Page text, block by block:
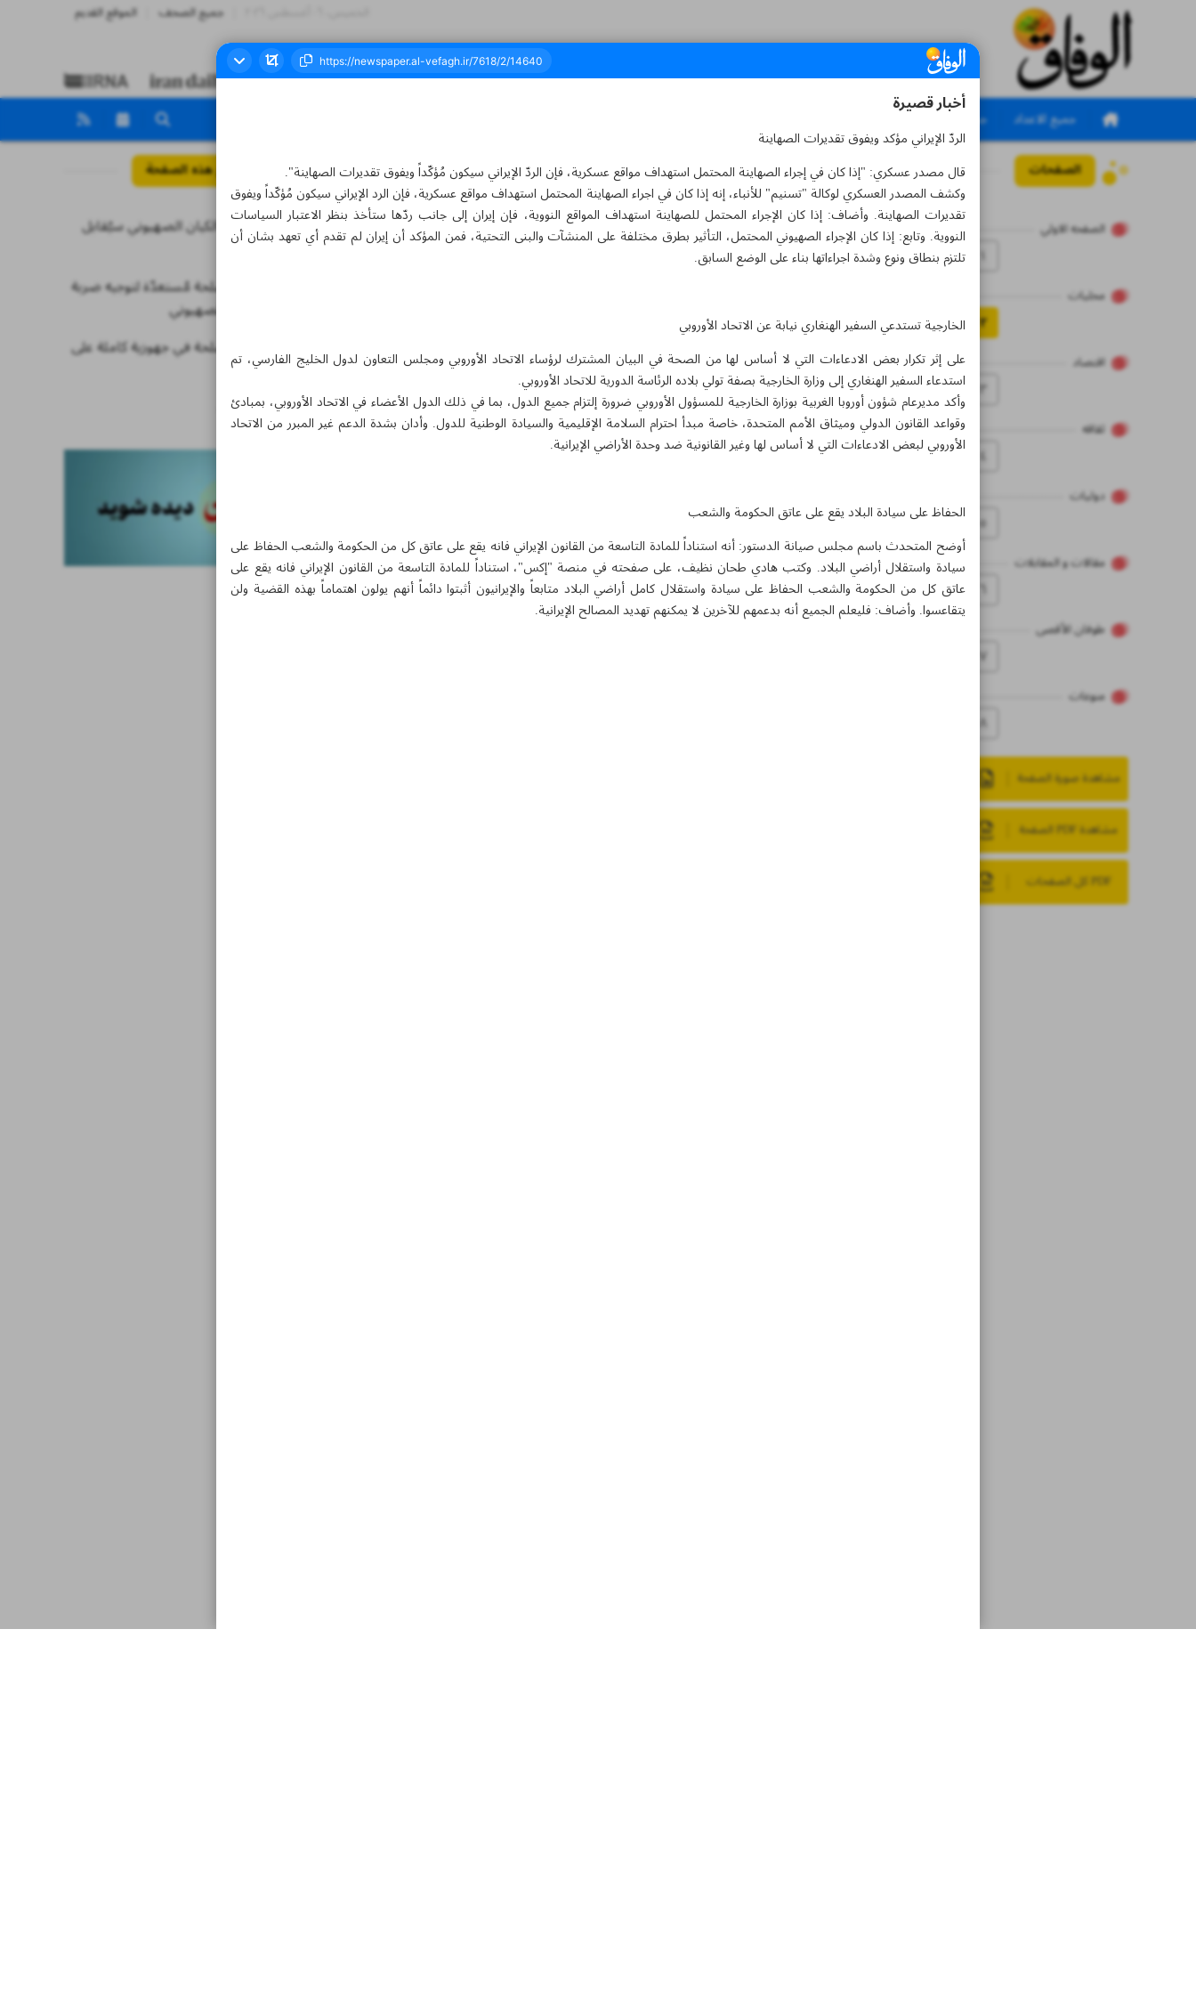
جميع الصحف الموقع القديم
جميع الاعداد جميع الملاحق
الصفحات
الصفحه الاولي
محلیات
۲
اقتصاد
۳
ثقاقه
٤
دولیات
٥
مقالات و المقابلات
٦
طوفان الأقصى
۷
منوعات
۸
مشاهدة صورة الصفحة
مشاهدة PDF الصفحة
PDF كل الصفحات
العدد سبعة آلاف وستمائة وثمانية عشر - ٢٢ أكتوبر ٢٠٢٤ مواضيع هذه الصفحة
أيّ أذى من الكيان الصهيوني سيُقابل
بردّ قاطع
القوات المسلحة مُستعدّة لتوجيه ضربة
قوية للعدوّ الصهيوني
القوات المسلحة في جهوزية كاملة على
الدوام
أخبار قصيرة
أخبار قصيرة
الردّ الإيراني مؤكد ويفوق تقديرات الصهاينة
قال مصدر عسكري: "إذا كان في إجراء الصهاينة المحتمل استهداف مواقع عسكرية، فإن الردّ الإيراني سيكون مُؤكّداً ويفوق تقديرات الصهاينة".
وكشف المصدر العسكري لوكالة "تسنيم" للأنباء، إنه إذا كان في اجراء الصهاينة المحتمل استهداف مواقع عسكرية، فإن الرد الإيراني سيكون مُؤكّداً ويفوق
تقديرات الصهاينة. وأضاف: إذا كان الإجراء المحتمل للصهاينة استهداف المواقع النووية، فإن إيران إلى جانب ردّها ستأخذ بنظر الاعتبار السياسات
النووية. وتابع: إذا كان الإجراء الصهيوني المحتمل، التأثير بطرق مختلفة على المنشآت والبنى التحتية، فمن المؤكد أن إيران لم تقدم أي تعهد بشان أن
تلتزم بنطاق ونوع وشدة اجراءاتها بناء على الوضع السابق.
الخارجية تستدعي السفير الهنغاري نيابة عن الاتحاد الأوروبي
على إثر تكرار بعض الادعاءات التي لا أساس لها من الصحة في البيان المشترك لرؤساء الاتحاد الأوروبي ومجلس التعاون لدول الخليج الفارسي، تم
استدعاء السفير الهنغاري إلى وزارة الخارجية بصفة تولي بلاده الرئاسة الدورية للاتحاد الأوروبي.
وأكد مديرعام شؤون أوروبا الغربية بوزارة الخارجية للمسؤول الأوروبي ضرورة إلتزام جميع الدول، بما في ذلك الدول الأعضاء في الاتحاد الأوروبي، بمبادئ
وقواعد القانون الدولي وميثاق الأمم المتحدة، خاصة مبدأ احترام السلامة الإقليمية والسيادة الوطنية للدول. وأدان بشدة الدعم غير المبرر من الاتحاد
الأوروبي لبعض الادعاءات التي لا أساس لها وغير القانونية ضد وحدة الأراضي الإيرانية.
الحفاظ على سيادة البلاد يقع على عاتق الحكومة والشعب
أوضح المتحدث باسم مجلس صيانة الدستور: أنه استناداً للمادة التاسعة من القانون الإيراني فانه يقع على عاتق كل من الحكومة والشعب الحفاظ على
سيادة واستقلال أراضي البلاد. وكتب هادي طحان نظيف، على صفحته في منصة "إكس"، استناداً للمادة التاسعة من القانون الإيراني فانه يقع على
عاتق كل من الحكومة والشعب الحفاظ على سيادة واستقلال كامل أراضي البلاد متابعاً والإيرانيون أثبتوا دائماً أنهم يولون اهتماماً بهذه القضية ولن
يتقاعسوا. وأضاف: فليعلم الجميع أنه بدعمهم للآخرين لا يمكنهم تهديد المصالح الإيرانية.